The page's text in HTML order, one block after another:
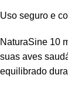
Uso seguro e
NaturaSine 10
suas aves
equilibrado